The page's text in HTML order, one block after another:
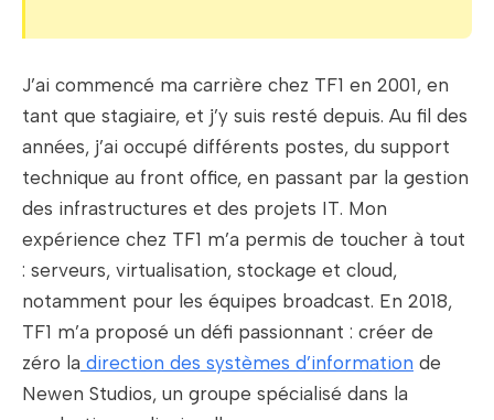
J’ai commencé ma carrière chez TF1 en 2001, en
tant que stagiaire, et j’y suis resté depuis. Au fil des
années, j’ai occupé différents postes, du support
technique au front office, en passant par la gestion
des infrastructures et des projets IT. Mon
expérience chez TF1 m’a permis de toucher à tout
: serveurs, virtualisation, stockage et cloud,
notamment pour les équipes broadcast. En 2018,
TF1 m’a proposé un défi passionnant : créer de
zéro la direction des systèmes d’information de
Newen Studios, un groupe spécialisé dans la